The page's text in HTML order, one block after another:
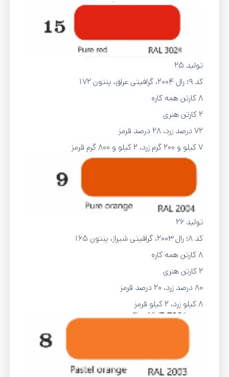
تولید 25
کد 9؛ رال 2004، گرافیتی عراق، پنتون 172
8 کارتن همه کاره
2 کارتن هنری
72 درصد زرد، 28 درصد قرمز
7 کیلو و 200 گرم زرد، 2 کیلو و 800 گرم قرمز
تولید 26
کد 8؛ رال 2003، گرافیتی شیراز، پنتون 165
8 کارتن همه کاره
2 کارتن هنری
80 درصد زرد، 20 درصد قرمز
8 کیلو زرد، 2 کیلو قرمز